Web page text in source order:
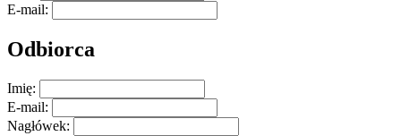
E-mail:
Odbiorca
Imię:
E-mail:
Nagłówek: